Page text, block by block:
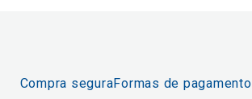
Compra seguraFormas de pagamento